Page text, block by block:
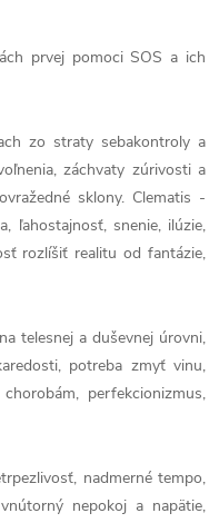
prvej pomoci SOS a ich
zo straty sebakontroly a
záchvaty zúrivosti a
sklony. Clematis -
ľahostajnosť, snenie, ilúzie,
rozlíšiť realitu od fantázie,
telesnej a duševnej úrovni,
potreba zmyť vinu,
perfekcionizmus,
nadmerné tempo,
nepokoj a napätie,